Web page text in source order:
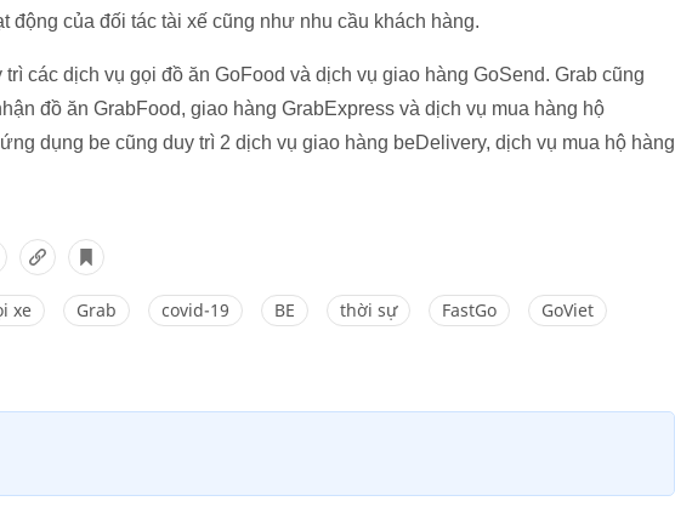
động của đối tác tài xế cũng như nhu cầu khách hàng.
các dịch vụ gọi đồ ăn GoFood và dịch vụ giao hàng GoSend. Grab cũng
đồ ăn GrabFood, giao hàng GrabExpress và dịch vụ mua hàng hộ
dụng be cũng duy trì 2 dịch vụ giao hàng beDelivery, dịch vụ mua hộ hàng
xe Grab covid-19 BE thời sự FastGo GoViet